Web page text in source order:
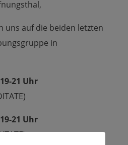
uns auf die beiden letzten
in
21 Uhr
21 Uhr